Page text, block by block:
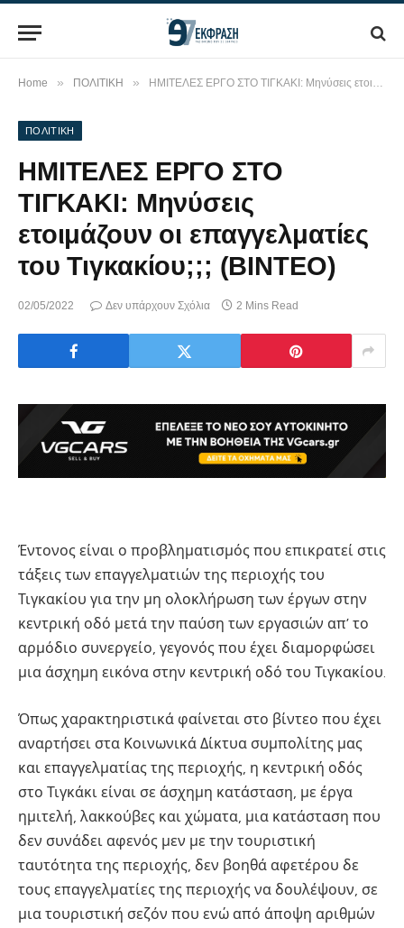
Home » ΠΟΛΙΤΙΚΗ » ΗΜΙΤΕΛΕΣ ΕΡΓΟ ΣΤΟ ΤΙΓΚΑΚΙ: Μηνύσεις ετοιμάζουν οι επαγγελματίες του Τιγκακίου;;; (BINTEO)
ΠΟΛΙΤΙΚΗ
ΗΜΙΤΕΛΕΣ ΕΡΓΟ ΣΤΟ
ΤΙΓΚΑΚΙ: Μηνύσεις
ετοιμάζουν οι επαγγελματίες
του Τιγκακίου;;; (BINTEO)
02/05/2022 Δεν υπάρχουν Σχόλια 2 Mins Read
Έντονος είναι ο προβληματισμός που επικρατεί στις
τάξεις των επαγγελματιών της περιοχής του
Τιγκακίου για την μη ολοκλήρωση των έργων στην
κεντρική οδό μετά την παύση των εργασιών απ’ το
αρμόδιο συνεργείο, γεγονός που έχει διαμορφώσει
μια άσχημη εικόνα στην κεντρική οδό του Τιγκακίου.
Όπως χαρακτηριστικά φαίνεται στο βίντεο που έχει
αναρτήσει στα Κοινωνικά Δίκτυα συμπολίτης μας
και επαγγελματίας της περιοχής, η κεντρική οδός
στο Τιγκάκι είναι σε άσχημη κατάσταση, με έργα
ημιτελή, λακκούβες και χώματα, μια κατάσταση που
δεν συνάδει αφενός μεν με την τουριστική
ταυτότητα της περιοχής, δεν βοηθά αφετέρου δε
τους επαγγελματίες της περιοχής να δουλέψουν, σε
μια τουριστική σεζόν που ενώ από άποψη αριθμών